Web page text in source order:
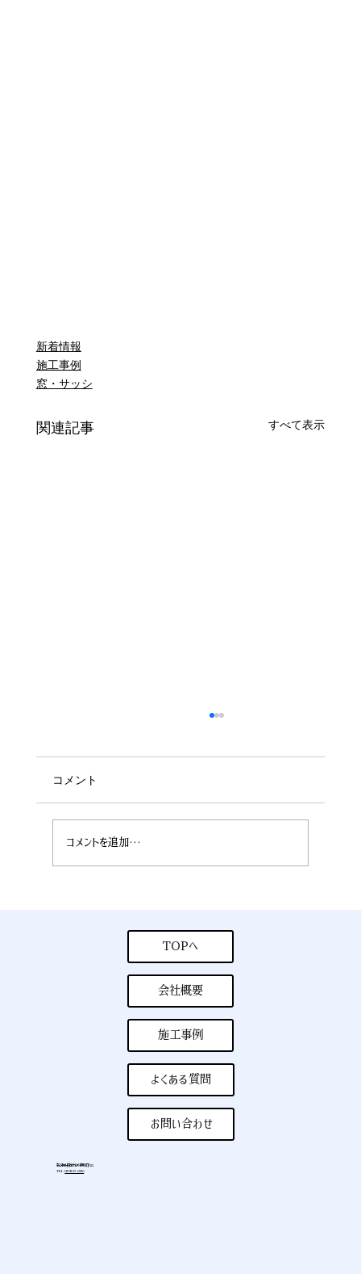
新着情報
施工事例
窓・サッシ
関連記事 すべて表示
7月28日公開 お客様へお知らせ
コメント
コメントを追加…
TOPへ
会社概要
施工事例
よくある質問
お問い合わせ
新潟県長岡市河根川町532
TEL0258-27-6926